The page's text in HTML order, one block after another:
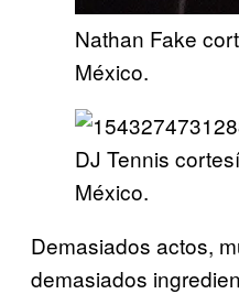
Nathan Fake
México.
DJ Tennis
México.
Demasiados actos,
demasiados